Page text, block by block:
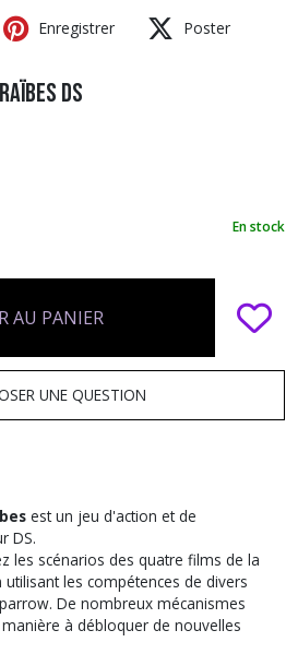
Enregistrer Poster
DS
En stock
AU PANIER
UNE QUESTION
est un jeu d'action et de
DS.
les scénarios des quatre films de la
utilisant les compétences de divers
De nombreux mécanismes
à débloquer de nouvelles